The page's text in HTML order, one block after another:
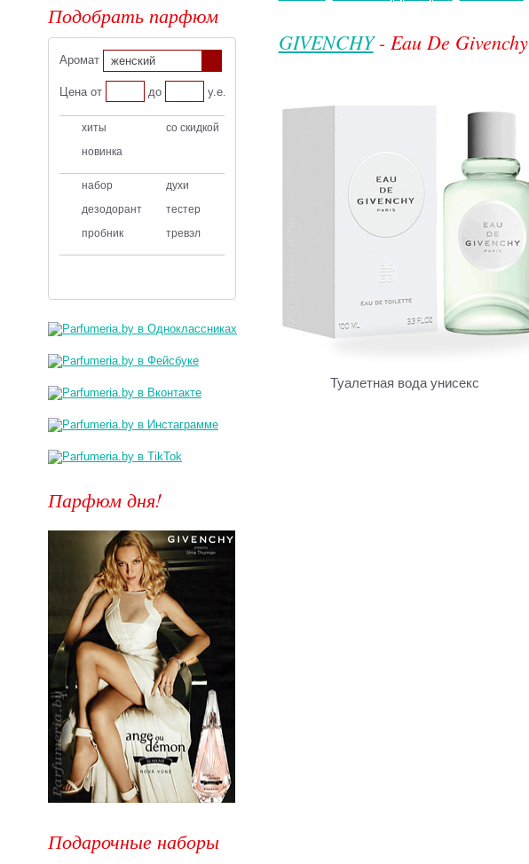
GIVENCHY- Eau De Givenchy
Туалетная вода унисекс
Подобрать парфюм
Аромат женский
Цена от до у.е.
хиты
со скидкой
новинка
набор
духи
дезодорант
тестер
пробник
тревэл
Парфюм дня!
Подарочные наборы